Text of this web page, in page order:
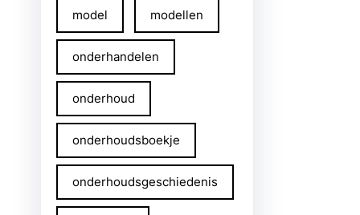
model modellen
onderhandelen
onderhoud
onderhoudsboekje
onderhoudsgeschiedenis